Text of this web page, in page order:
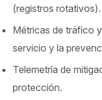
(registros rotativos).
Métricas de tráfico
servicio y la
Telemetría de
protección.